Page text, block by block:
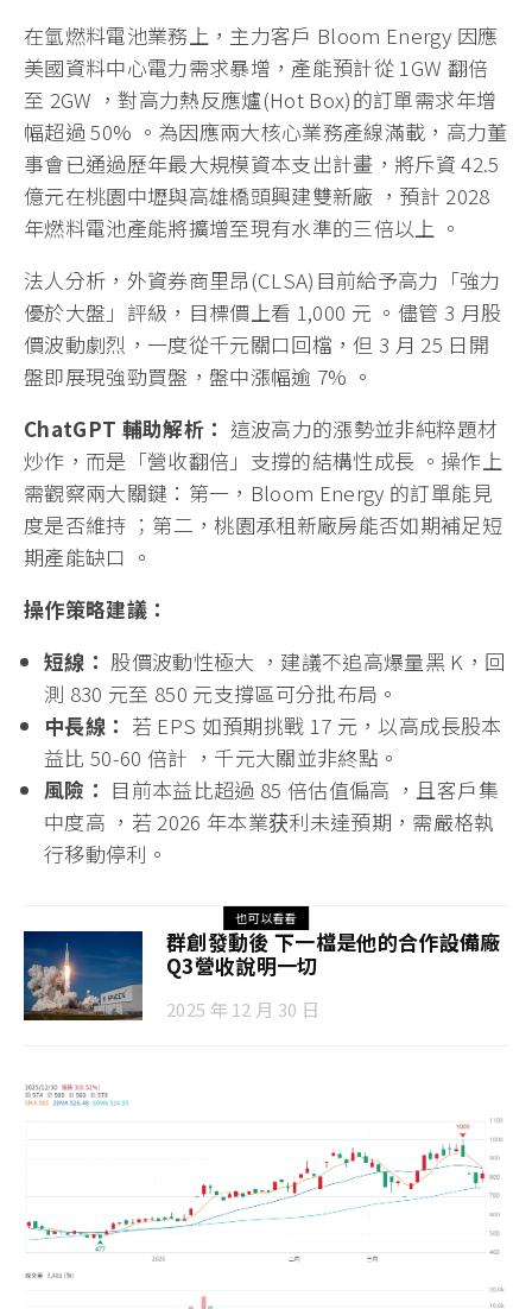
在氫燃料電池業務上，主力客戶 Bloom Energy 因應
美國資料中心電力需求暴增，產能預計從 1GW 翻倍
至 2GW ，對高力熱反應爐(Hot Box)的訂單需求年增
幅超過 50% 。為因應兩大核心業務產線滿載，高力董
事會已通過歷年最大規模資本支出計畫，將斥資 42.5
億元在桃園中壢與高雄橋頭興建雙新廠 ，預計 2028
年燃料電池產能將擴增至現有水準的三倍以上 。
法人分析，外資券商里昂(CLSA)目前給予高力「強力
優於大盤」評級，目標價上看 1,000 元 。儘管 3 月股
價波動劇烈，一度從千元關口回檔，但 3 月 25 日開
盤即展現強勁買盤，盤中漲幅逾 7% 。
ChatGPT 輔助解析： 這波高力的漲勢並非純粹題材
炒作，而是「營收翻倍」支撐的結構性成長 。操作上
需觀察兩大關鍵：第一，Bloom Energy 的訂單能見
度是否維持 ；第二，桃園承租新廠房能否如期補足短
期產能缺口 。
操作策略建議：
短線： 股價波動性極大 ，建議不追高爆量黑 K，回
測 830 元至 850 元支撐區可分批布局。
中長線： 若 EPS 如預期挑戰 17 元，以高成長股本
益比 50-60 倍計 ，千元大關並非終點。
風險： 目前本益比超過 85 倍估值偏高 ，且客戶集
中度高 ，若 2026 年本業获利未達預期，需嚴格執
行移動停利。
也可以看看
群創發動後 下一檔是他的合作設備廠
Q3營收說明一切
2025 年 12 月 30 日